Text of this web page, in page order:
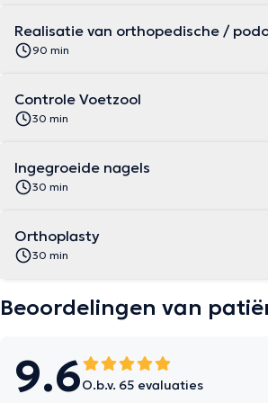
Realisatie van orthopedische /
90 min
Controle Voetzool
30 min
Ingegroeide nagels
30 min
Orthoplasty
30 min
Beoordelingen van
9.6O.b.v. 65 evaluaties